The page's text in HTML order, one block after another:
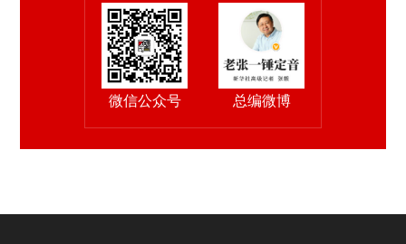
微信公众号 总编微博